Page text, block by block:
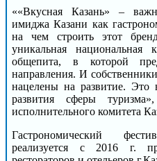
««Вкусная Казань» –
имиджа Казани как
на чем строить этот
уникальная национальная
общепита, в которой
направления. И
нацелены на развитие.
развития сферы
исполнительного комитета
Гастрономический
реализуется с 2016 г.